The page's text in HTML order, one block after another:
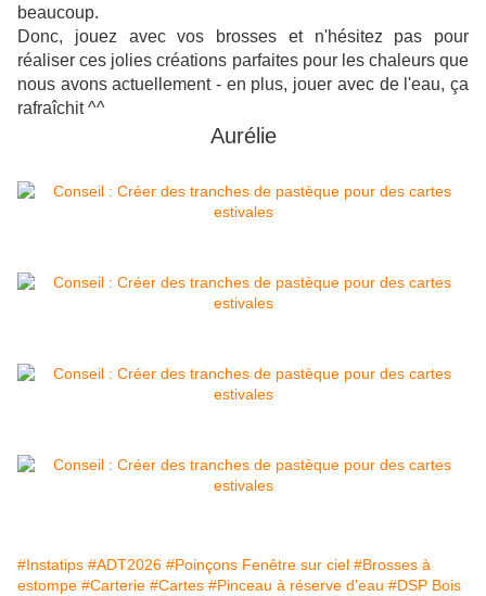
beaucoup.
Donc, jouez avec vos brosses et n'hésitez pas pour
réaliser ces jolies créations parfaites pour les chaleurs que
nous avons actuellement - en plus, jouer avec de l'eau, ça
rafraîchit ^^
Aurélie
#Instatips #ADT2026 #Poinçons Fenêtre sur ciel #Brosses à
estompe #Carterie #Cartes #Pinceau à réserve d'eau #DSP Bois